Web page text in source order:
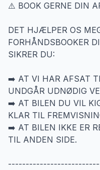
⚠️ BOOK GERNE DIN
DET HJÆLPER OS
FORHÅNDSBOOKER
SIKRER DU:
➡️ AT VI HAR AFSAT
UNDGÅR UDNØDIG
➡️ AT BILEN DU VIL
KLAR TIL
➡️ AT BILEN IKKE ER
TIL ANDEN SIDE.